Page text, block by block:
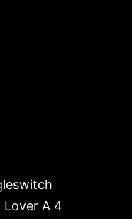
Lover A 4